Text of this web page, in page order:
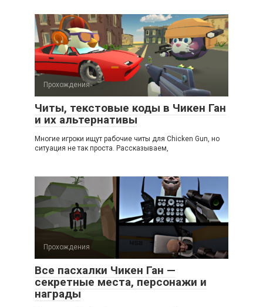
Прохождения
Читы, текстовые коды в Чикен Ган
и их альтернативы
Многие игроки ищут рабочие читы для Chicken Gun, но
ситуация не так проста. Рассказываем,
Прохождения
Все пасхалки Чикен Ган —
секретные места, персонажи и
награды